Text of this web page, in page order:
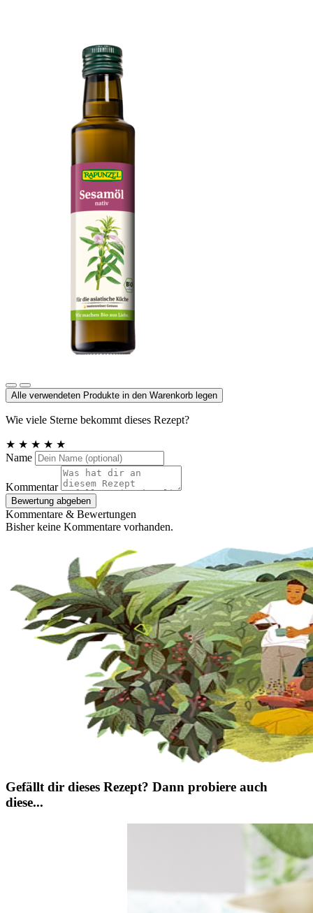
Alle verwendeten Produkte in den Warenkorb legen
Wie viele Sterne bekommt dieses Rezept?
★ ★ ★ ★ ★
Name
Kommentar
Bewertung abgeben
Kommentare & Bewertungen
Bisher keine Kommentare vorhanden.
Gefällt dir dieses Rezept? Dann probiere auch
diese...